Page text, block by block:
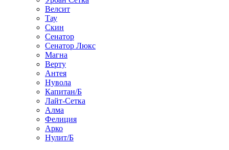
Велсит
Тау
Скин
Сенатор
Сенатор Люкс
Магна
Верту
Антея
Нувола
Капитан/Б
Лайт-Сетка
Алма
Фелиция
Арко
Нулит/Б